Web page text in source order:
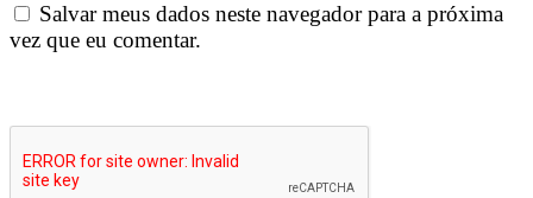
Salvar meus dados neste navegador para a próxima
vez que eu comentar.